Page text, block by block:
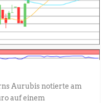
Aurubis notierte am
auf einem